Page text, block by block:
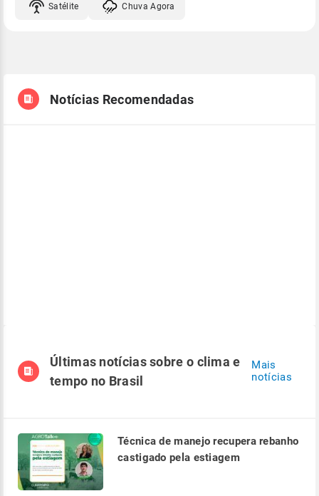
Satélite Chuva Agora
Notícias Recomendadas
Últimas notícias sobre o clima e
tempo no Brasil
Mais
notícias
Técnica de manejo recupera rebanho
castigado pela estiagem